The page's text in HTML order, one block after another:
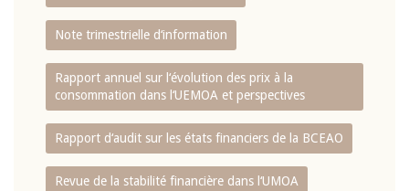
Note trimestrielle d‘information
Rapport annuel sur l‘évolution des prix à la
consommation dans l‘UEMOA et perspectives
Rapport d‘audit sur les états financiers de la BCEAO
Revue de la stabilité financière dans l‘UMOA